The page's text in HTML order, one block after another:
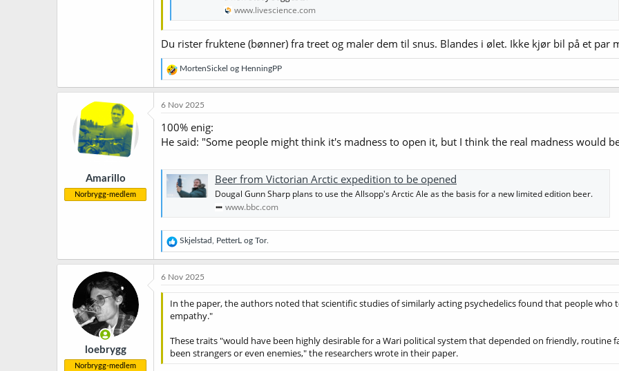
www.livescience.com
Du rister fruktene (bønner) fra treet og maler dem til snus. Blandes i ølet. Ikke kjør bil på et par
R
e
a
j
n
:
MortenSickel og HenningPP
Amarillo
Norbrygg-medlem
6 Nov 2025
100% enig:
He said: "Some people might think it's madness to open it, but I think the real madness would
Beer from Victorian Arctic expedition to be opened
Dougal Gunn Sharp plans to use the Allsopp's Arctic Ale as the basis for a new limited edition beer.
www.bbc.com
R
e
a
o
n
r
:
Skjelstad PetterL og Tor.
loebrygg
Norbrygg-medlem
6 Nov 2025
In the paper, the authors noted that scientific studies of similarly acting psychedelics found that people
empathy."
These traits "would have been highly desirable for a Wari political system that depended on friendly, routine
been strangers or even enemies," the researchers wrote in their paper.